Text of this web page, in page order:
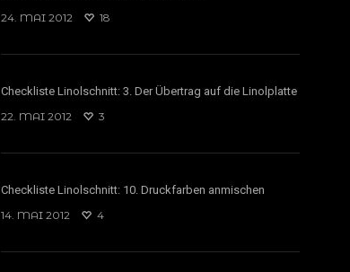
24. MAI 2012
18
Checkliste Linolschnitt: 3. Der Übertrag auf die Linolplatte
22. MAI 2012
3
Checkliste Linolschnitt: 10. Druckfarben anmischen
14. MAI 2012
4